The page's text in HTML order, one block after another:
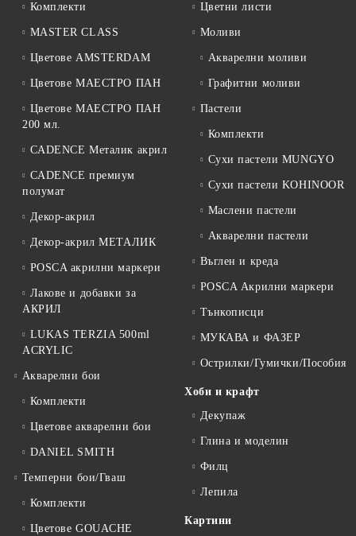
Комплекти
MASTER CLASS
Цветове AMSTERDAM
Цветове МАЕСТРО ПАН
Цветове МАЕСТРО ПАН
200 мл.
CADENCE Металик акрил
CADENCE премиум
полумат
Декор-акрил
Декор-акрил МЕТАЛИК
POSCA акрилни маркери
Лакове и добавки за
АКРИЛ
LUKAS TERZIA 500ml
ACRYLIC
Акварелни бои
Комплекти
Цветове акварелни бои
DANIEL SMITH
Темперни бои/Гваш
Комплекти
Цветове GOUACHE
Цветни листи
Моливи
Акварелни моливи
Графитни моливи
Пастели
Комплекти
Сухи пастели MUNGYO
Сухи пастели KOHINOOR
Маслени пастели
Акварелни пастели
Въглен и креда
POSCA Акрилни маркери
Тънкописци
МУКАВА и ФАЗЕР
Острилки/Гумички/Пособия
Хоби и крафт
Декупаж
Глина и моделин
Филц
Лепила
Картини